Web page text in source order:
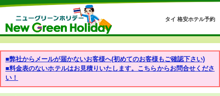
タイ 格安ホテル予約
■弊社からメールが届かないお客様へ(初めてのお客様もご確認下さい)
■料金表のないホテルはお見積りいたします。こちらからお問合せくださ
い！